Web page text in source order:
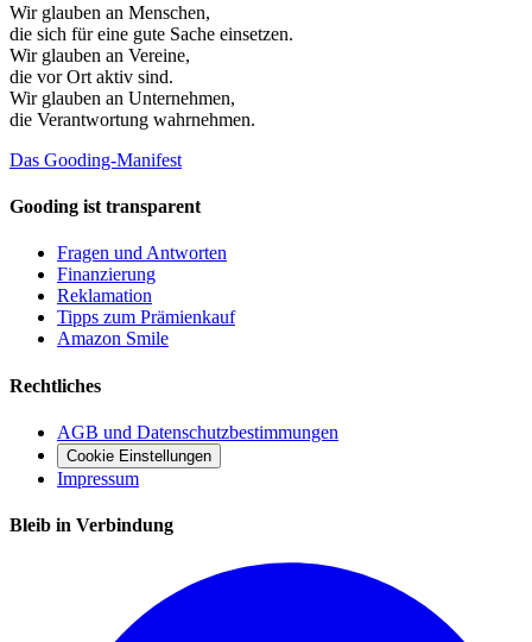
Wir glauben an Menschen,
die sich für eine gute Sache einsetzen.
Wir glauben an Vereine,
die vor Ort aktiv sind.
Wir glauben an Unternehmen,
die Verantwortung wahrnehmen.
Das Gooding-Manifest
Gooding ist transparent
Fragen und Antworten
Finanzierung
Reklamation
Tipps zum Prämienkauf
Amazon Smile
Rechtliches
AGB und Datenschutzbestimmungen
Cookie Einstellungen
Impressum
Bleib in Verbindung